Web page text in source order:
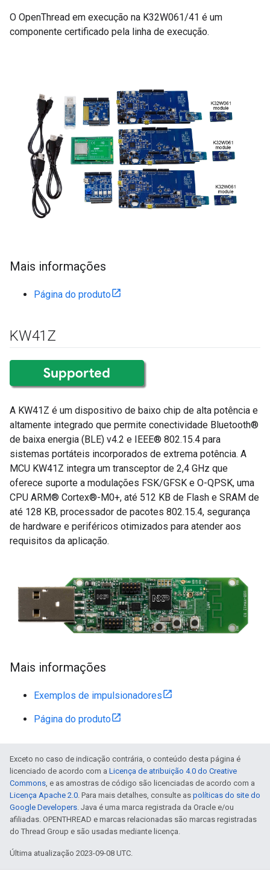
O OpenThread em execução na K32W061/41 é um
componente certificado pela linha de execução.
Mais informações
Página do produto
KW41Z
A KW41Z é um dispositivo de baixo chip de alta potência e
altamente integrado que permite conectividade Bluetooth®
de baixa energia (BLE) v4.2 e IEEE® 802.15.4 para
sistemas portáteis incorporados de extrema potência. A
MCU KW41Z integra um transceptor de 2,4 GHz que
oferece suporte a modulações FSK/GFSK e O-QPSK, uma
CPU ARM® Cortex®-M0+, até 512 KB de Flash e SRAM de
até 128 KB, processador de pacotes 802.15.4, segurança
de hardware e periféricos otimizados para atender aos
requisitos da aplicação.
Mais informações
Exemplos de impulsionadores
Página do produto
Exceto no caso de indicação contrária, o conteúdo desta página é
licenciado de acordo com a Licença de atribuição 4.0 do Creative
Commons , e as amostras de código são licenciadas de acordo com a
Licença Apache 2.0 . Para mais detalhes, consulte as políticas do site do
Google Developers . Java é uma marca registrada da Oracle e/ou
afiliadas. OPENTHREAD e marcas relacionadas são marcas registradas
do Thread Group e são usadas mediante licença.
Última atualização 2023-09-08 UTC.